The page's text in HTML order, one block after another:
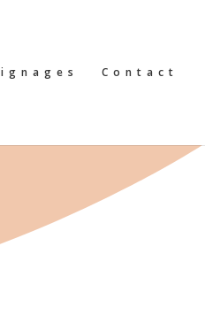
Contact